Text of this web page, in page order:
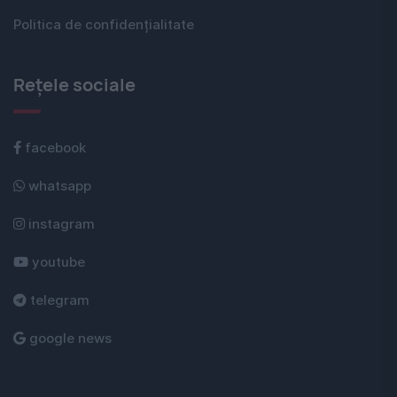
Politica de confidențialitate
Rețele sociale
facebook
whatsapp
instagram
youtube
telegram
google news